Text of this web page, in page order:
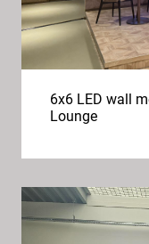
6x6 LED wall
Lounge